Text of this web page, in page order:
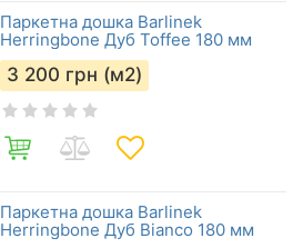
Паркетна дошка Barlinek
Herringbone Дуб Toffee 180 мм
3 200 грн (м2)
Паркетна дошка Barlinek
Herringbone Дуб Bianco 180 мм